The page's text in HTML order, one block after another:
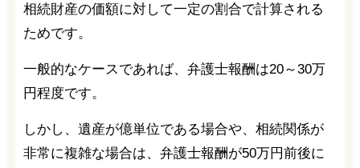
相続財産の価額に対して一定の割合で計算される
ためです。
一般的なケースであれば、弁護士報酬は20～30万
円程度です。
しかし、遺産が億単位である場合や、相続関係が
非常に複雑な場合は、弁護士報酬が50万円前後に